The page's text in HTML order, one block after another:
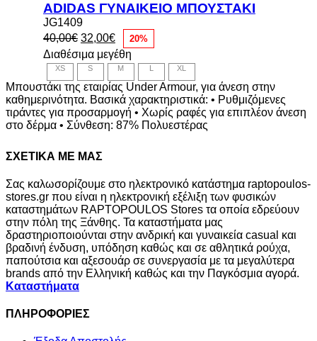
ADIDAS ΓΥΝΑΙΚΕΙΟ ΜΠΟΥΣΤΑΚΙ
JG1409
40,00€ Original
price
was:
40,00€.
32,00€Η
τρέχουσα
τιμή
είναι:
32,00€.
20%
Διαθέσιμα μεγέθη
XS S M XL
Μπουστάκι της εταιρίας Under Armour, για άνεση στην
καθημερινότητα. Βασικά χαρακτηριστικά: • Ρυθμιζόμενες
τιράντες για προσαρμογή • Χωρίς ραφές για επιπλέον άνεση
στο δέρμα • Σύνθεση: 87% Πολυεστέρας
ΣΧΕΤΙΚΑ ΜΕ ΜΑΣ
Σας καλωσορίζουμε στο ηλεκτρονικό κατάστημα raptopoulos-
stores.gr που είναι η ηλεκτρονική εξέλιξη των φυσικών
καταστημάτων RAPTOPOULOS Stores τα οποία εδρεύουν
στην πόλη της Ξάνθης. Τα καταστήματα μας
δραστηριοποιούνται στην ανδρική και γυναικεία casual και
βραδινή ένδυση, υπόδηση καθώς και σε αθλητικά ρούχα,
παπούτσια και αξεσουάρ σε συνεργασία με τα μεγαλύτερα
brands από την Ελληνική καθώς και την Παγκόσμια αγορά.
Καταστήματα
ΠΛΗΡΟΦΟΡΙΕΣ